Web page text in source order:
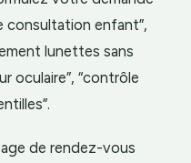
consultation enfant”,
lunettes sans
oculaire”, “contrôle
de rendez-vous